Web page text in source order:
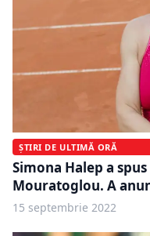
ȘTIRI DE ULTIMĂ ORĂ
Simona Halep a
Mouratoglou. A
15 septembrie 2022